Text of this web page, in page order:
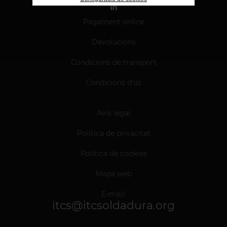
Pagament online
Devolucions
Condicions de transport
Condicions d'ús
Avís legal
Política de privacitat
Política de cookies
Mapa web
E-mail:
itcs@itcsoldadura.org